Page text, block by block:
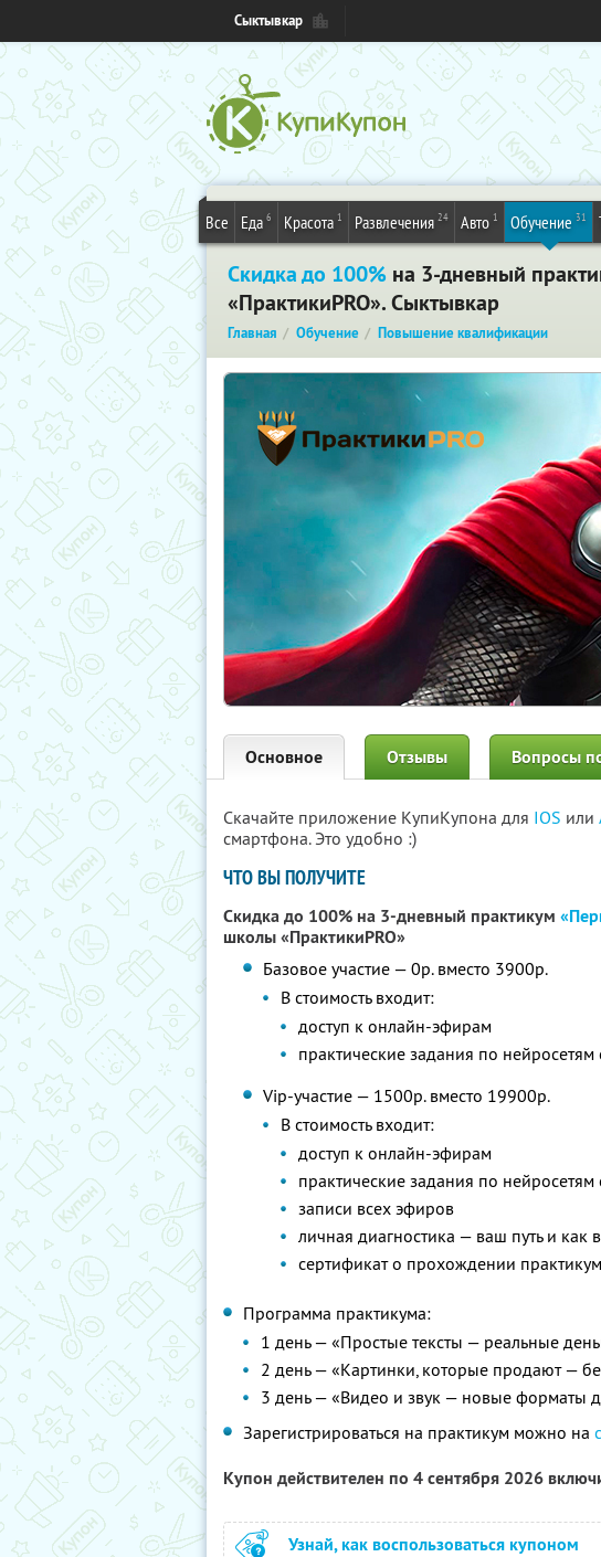
Сыктывкар
Все Еда 6 Красота 1 Развлечения 24 Авто 1 Обучение 31
Скидка до 100% на 3-дневный
«ПрактикиPRO». Сыктывкар
Главная Обучение Повышение квалификации
Основное Отзывы Вопросы
Скачайте приложение КупиКупона для IOS или
смартфона. Это удобно :)
ЧТО ВЫ ПОЛУЧИТЕ
Скидка до 100% на 3-дневный практикум
школы «ПрактикиPRO»
Базовое участие — 0р. вместо 3900р.
В стоимость входит:
доступ к онлайн-эфирам
практические задания по
Vip-участие — 1500р. вместо 19900р.
В стоимость входит:
доступ к онлайн-эфирам
практические задания по
записи всех эфиров
личная диагностика — ваш путь и
сертификат о прохождении
Программа практикума:
1 день — «Простые тексты — реальные
2 день — «Картинки, которые продают —
3 день — «Видео и звук — новые форматы
Зарегистрироваться на практикум можно на
Купон действителен по 4 сентября 2026
Узнай, как воспользоваться купоном